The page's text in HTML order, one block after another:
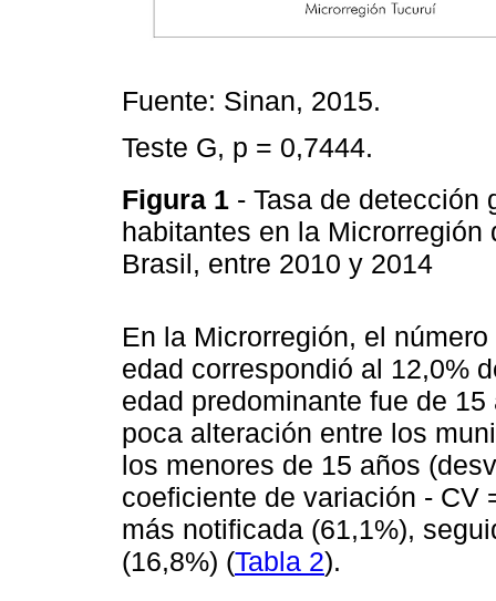
Fuente: Sinan, 2015.
Teste G, p = 0,7444.
Figura 1 - Tasa de detección
habitantes en la
Brasil, entre 2010 y 2014
En la Microrregión, el
edad correspondió al 12,0%
edad predominante fue de
poca alteración entre los
los menores de 15 años
coeficiente de variación - CV
más notificada (61,1%),
(16,8%) (Tabla 2).